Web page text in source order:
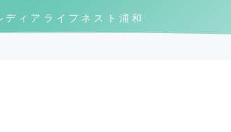
ディアライフネスト浦和